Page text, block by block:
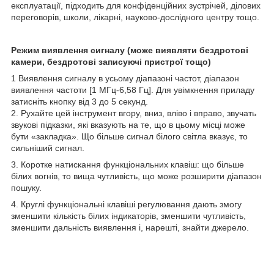
експлуатації, підходить для конфіденційних зустрічей, ділових
переговорів, школи, лікарні, науково-дослідного центру тощо.
Режим виявлення сигналу (може виявляти бездротові
камери, бездротові записуючі пристрої тощо)
1 Виявлення сигналу в усьому діапазоні частот, діапазон
виявлення частоти [1 МГц-6,58 Гц]. Для увімкнення приладу
затисніть кнопку від 3 до 5 секунд.
2. Рухайте цей інструмент вгору, вниз, вліво і вправо, звучать
звукові підказки, які вказують на те, що в цьому місці може
бути «закладка». Що більше сигнал білого світла вказує, то
сильніший сигнал.
3. Коротке натискання функціональних клавіш: що більше
білих вогнів, то вища чутливість, що може розширити діапазон
пошуку.
4. Круглі функціональні клавіші регулювання дають змогу
зменшити кількість білих індикаторів, зменшити чутливість,
зменшити дальність виявлення і, нарешті, знайти джерело.